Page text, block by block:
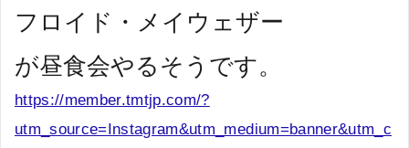
フロイド・メイウェザー
が昼食会やるそうです。
https://member.tmtjp.com/?
utm_source=Instagram&utm_medium=banner&utm_c